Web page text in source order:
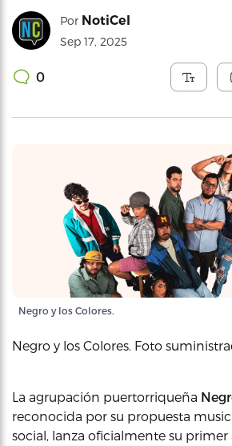
Por NotiCel
Sep 17, 2025
0
Negro y los Colores.
Negro y los Colores. Foto
La agrupación puertorriqueña
reconocida por su propuesta
social, lanza oficialmente su